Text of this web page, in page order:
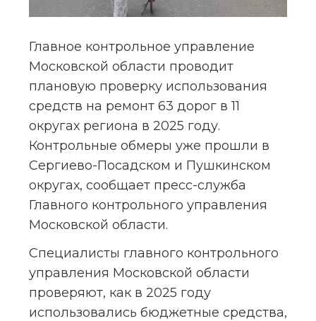
Главное контрольное управление
Московской области проводит
плановую проверку использования
средств на ремонт 63 дорог в 11
округах региона в 2025 году.
Контрольные обмеры уже прошли в
Сергиево-Посадском и Пушкинском
округах, сообщает пресс-служба
Главного контрольного управления
Московской области.
Специалисты главного контрольного
управления Московской области
проверяют, как в 2025 году
использовались бюджетные средства,